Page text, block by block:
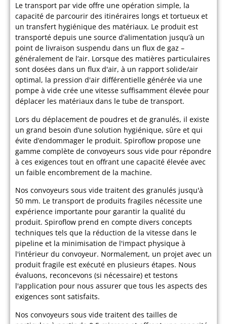
Le transport par vide offre une opération simple, la
capacité de parcourir des itinéraires longs et tortueux et
un transfert hygiénique des matériaux. Le produit est
transporté depuis une source d’alimentation jusqu’à un
point de livraison suspendu dans un flux de gaz –
généralement de l’air. Lorsque des matières particulaires
sont dosées dans un flux d'air, à un rapport solide/air
optimal, la pression d'air différentielle générée via une
pompe à vide crée une vitesse suffisamment élevée pour
déplacer les matériaux dans le tube de transport.
Lors du déplacement de poudres et de granulés, il existe
un grand besoin d’une solution hygiénique, sûre et qui
évite d’endommager le produit. Spiroflow propose une
gamme complète de convoyeurs sous vide pour répondre
à ces exigences tout en offrant une capacité élevée avec
un faible encombrement de la machine.
Nos convoyeurs sous vide traitent des granulés jusqu'à
50 mm. Le transport de produits fragiles nécessite une
expérience importante pour garantir la qualité du
produit. Spiroflow prend en compte divers concepts
techniques tels que la réduction de la vitesse dans le
pipeline et la minimisation de l'impact physique à
l'intérieur du convoyeur. Normalement, un projet avec un
produit fragile est exécuté en plusieurs étapes. Nous
évaluons, reconcevons (si nécessaire) et testons
l'application pour nous assurer que tous les aspects des
exigences sont satisfaits.
Nos convoyeurs sous vide traitent des tailles de